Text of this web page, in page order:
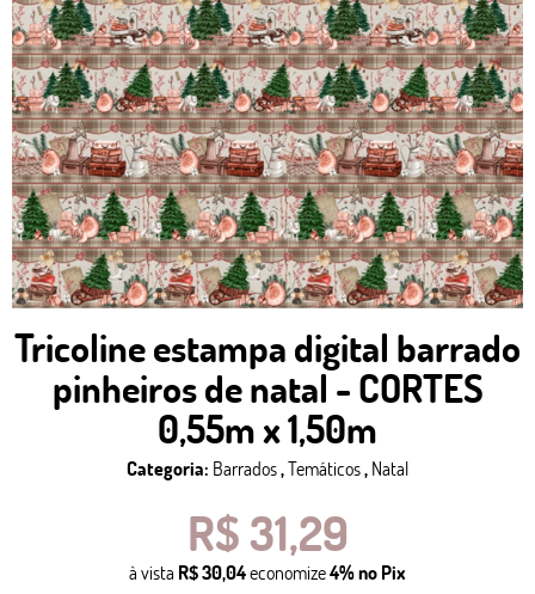
Tricoline estampa digital barrado
pinheiros de natal - CORTES
0,55m x 1,50m
Categoria: Barrados,Temáticos, Natal
R$ 31,29
à vista R$ 30,04economize4%no Pix